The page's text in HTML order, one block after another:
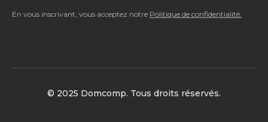
En vous inscrivant, vous acceptez notre Politique de confidentialité.
© 2025 Domcomp. Tous droits réservés.